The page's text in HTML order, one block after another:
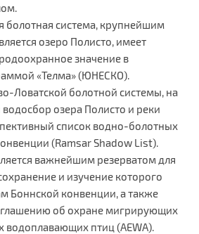
болотная система, крупнейшим
озеро Полисто, имеет
значение в
«Телма» (ЮНЕСКО).
Ловатской болотной системы, на
озера Полисто и реки
список водно-болотных
(Ramsar Shadow List).
важнейшим резерватом для
и изучение которого
Боннской конвенции, а также
об охране мигрирующих
водоплавающих птиц (AEWA).